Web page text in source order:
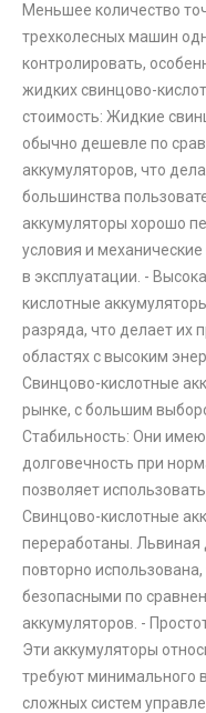
Меньшее количество
трехколесных машин
контролировать,
жидких свинцово-
стоимость: Жидкие
обычно дешевле по
аккумуляторов, что
большинства
аккумуляторы хорошо
условия и
в эксплуатации. -
кислотные
разряда, что делает их
областях с высоким
Свинцово-кислотные
рынке, с большим
Стабильность: Они
долговечность при
позволяет
Свинцово-кислотные
переработаны.
повторно
безопасными по
аккумуляторов. -
Эти аккумуляторы
требуют минимального
сложных систем